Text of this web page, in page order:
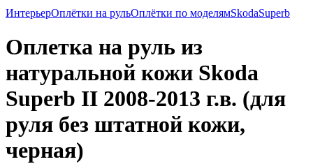
ИнтерьерОплётки на рульОплётки по моделямSkodaSuperb
Оплетка на руль из
натуральной кожи Skoda
Superb II 2008-2013 г.в. (для
руля без штатной кожи,
черная)